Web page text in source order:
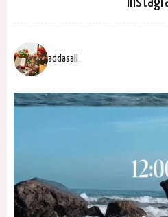
addasall